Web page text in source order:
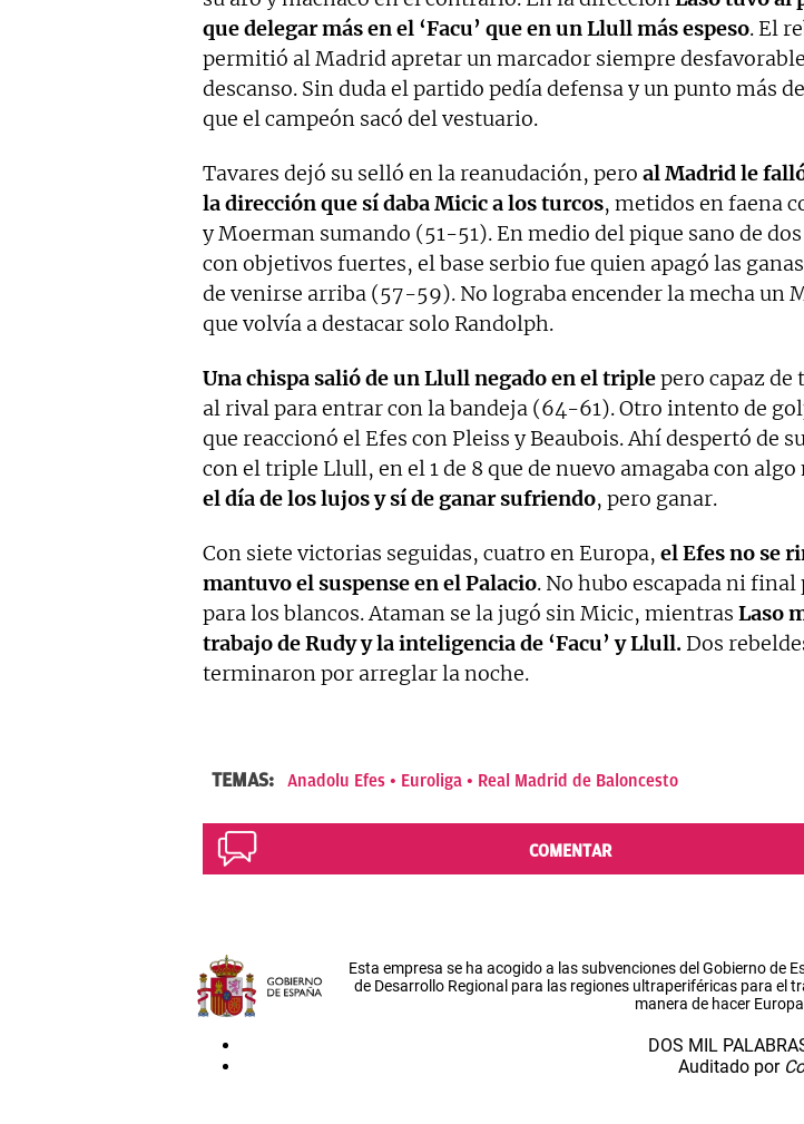
que delegar más en el ‘Facu’ que en un Llull más espeso. El
permitió al Madrid apretar un marcador siempre
descanso. Sin duda el partido pedía defensa y un punto más
que el campeón sacó del vestuario.
Tavares dejó su selló en la reanudación, pero al Madrid le
la dirección que sí daba Micic a los turcos, metidos en faena
y Moerman sumando (51-51). En medio del pique sano de
con objetivos fuertes, el base serbio fue quien apagó las
de venirse arriba (57-59). No lograba encender la mecha un
que volvía a destacar solo Randolph.
Una chispa salió de un Llull negado en el triplepero capaz de
al rival para entrar con la bandeja (64-61). Otro intento de
que reaccionó el Efes con Pleiss y Beaubois. Ahí despertó de
con el triple Llull, en el 1 de 8 que de nuevo amagaba con algo
el día de los lujos y sí de ganar sufriendo, pero ganar.
Con siete victorias seguidas, cuatro en Europa, el Efes no se
mantuvo el suspense en el Palacio. No hubo escapada ni
para los blancos. Ataman se la jugó sin Micic, mientras Laso
trabajo de Rudy y la inteligencia de ‘Facu’ y Llull. Dos
terminaron por arreglar la noche.
TEMAS: Anadolu Efes Euroliga Real Madrid de Baloncesto
COMENTAR
Esta empresa se ha acogido a las subvenciones del Gobierno de
de Desarrollo Regional para las regiones ultraperiféricas para el
manera de hacer
DOS MIL
Auditado por